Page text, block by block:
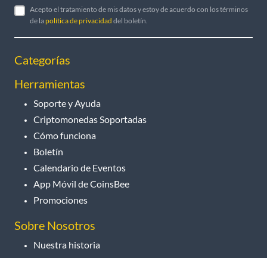
Acepto el tratamiento de mis datos y estoy de acuerdo con los términos
de lapolítica de privacidad del boletín.
Categorías
Herramientas
Soporte y Ayuda
Criptomonedas Soportadas
Cómo funciona
Boletín
Calendario de Eventos
App Móvil de CoinsBee
Promociones
Sobre Nosotros
Nuestra historia